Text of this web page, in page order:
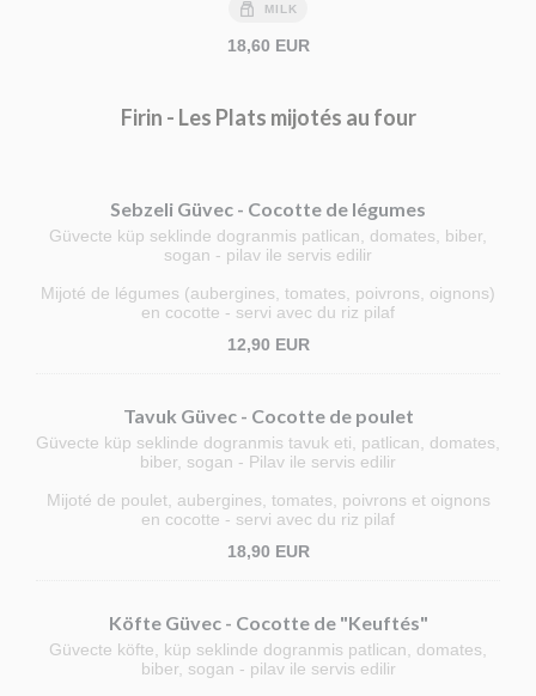
MILK
18,60 EUR
Firin - Les Plats mijotés au four
Sebzeli Güvec - Cocotte de légumes
Güvecte küp seklinde dogranmis patlican, domates, biber,
sogan - pilav ile servis edilir
Mijoté de légumes (aubergines, tomates, poivrons, oignons)
en cocotte - servi avec du riz pilaf
12,90 EUR
Tavuk Güvec - Cocotte de poulet
Güvecte küp seklinde dogranmis tavuk eti, patlican, domates,
biber, sogan - Pilav ile servis edilir
Mijoté de poulet, aubergines, tomates, poivrons et oignons
en cocotte - servi avec du riz pilaf
18,90 EUR
Köfte Güvec - Cocotte de "Keuftés"
Güvecte köfte, küp seklinde dogranmis patlican, domates,
biber, sogan - pilav ile servis edilir